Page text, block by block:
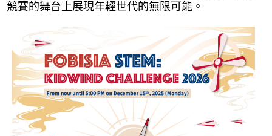
競賽的舞台上展現年輕世代的無限可能。